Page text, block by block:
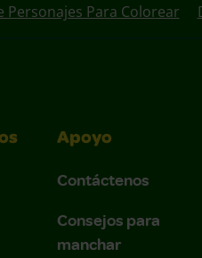
Personajes Para Colorear
Apoyo
Contáctenos
Consejos para
manchar